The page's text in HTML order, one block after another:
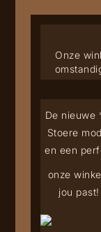
Onze
De nieuwe
Stoere
en een
onze
jou